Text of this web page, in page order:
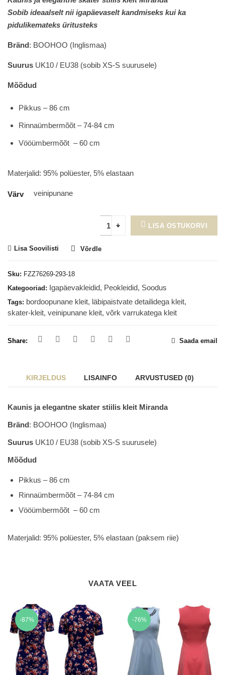
was:
26.00€.
is:
14.90€.
Sobib ideaalselt nii igapäevaselt kandmiseks kui ka
pidulikemateks üritusteks
Bränd: BOOHOO (Inglismaa)
Suurus UK10 / EU38 (sobib XS-S suurusele)
Mõõdud
Pikkus – 86 cm
Rinnaümbermõõt – 74-84 cm
Vööümbermõõt – 60 cm
Materjalid: 95% polüester, 5% elastaan
Värv veinipunane
LISA OSTUKORVI
Lisa Soovilisti Võrdle
Sku: FZZ76269-293-18
Kategooriad: Igapäevakleidid, Peokleidid, Soodus
Tags: bordoopunane kleit, läbipaistvate detailidega kleit,
skater-kleit, veinipunane kleit, võrk varrukatega kleit
Share: Saada email
KIRJELDUS LISAINFO ARVUSTUSED (0)
Kaunis ja elegantne skater stiilis kleit Miranda
Bränd: BOOHOO (Inglismaa)
Suurus UK10 / EU38 (sobib XS-S suurusele)
Mõõdud
Pikkus – 86 cm
Rinnaümbermõõt – 74-84 cm
Vööümbermõõt – 60 cm
Materjalid: 95% polüester, 5% elastaan (paksem riie)
VAATA VEEL
-87% -76%